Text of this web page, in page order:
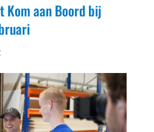
Kom aan Boord bij